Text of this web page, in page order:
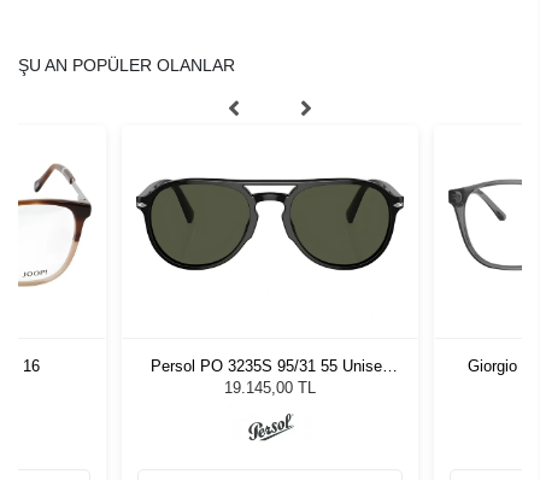
ŞU AN POPÜLER OLANLAR
16
Persol PO 3235S 95/31 55 Unisex
Güneş Gözlüğü
19.145,00 TL
Giorgio